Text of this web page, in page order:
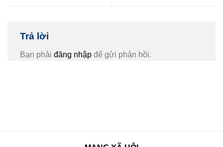
Trả lời
Bạn phải đăng nhập để gửi phản hồi.